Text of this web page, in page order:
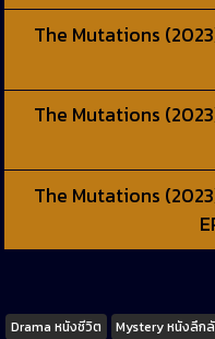
The Mutations
The Mutations
The Mutations
Tags
Drama หนังชีวิต Mystery หนังลึก